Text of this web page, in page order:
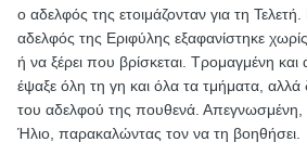
ο αδελφός της ετοιμάζονταν για τη
αδελφός της Εριφύλης εξαφανίστηκε
ή να ξέρει που βρίσκεται. Τρομαγμένη
έψαξε όλη τη γη και όλα τα τμήματα, αλλά
του αδελφού της πουθενά.
Ήλιο, παρακαλώντας τον να τη βοηθήσει.